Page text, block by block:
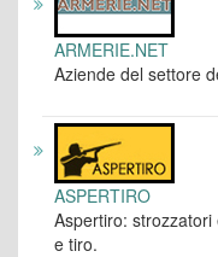
ARMERIE.NET
Aziende del settore
ASPERTIRO
Aspertiro:
e tiro.